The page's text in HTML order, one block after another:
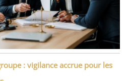
: vigilance accrue pour les